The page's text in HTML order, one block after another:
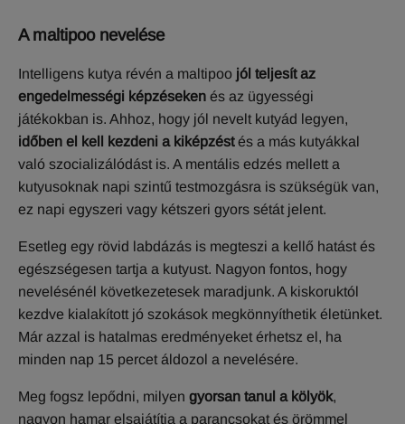
A maltipoo nevelése
Intelligens kutya révén a maltipoo jól teljesít az
engedelmességi képzéseken és az ügyességi
játékokban is. Ahhoz, hogy jól nevelt kutyád legyen,
időben el kell kezdeni a kiképzéstés a más kutyákkal
való szocializálódást is. A mentális edzés mellett a
kutyusoknak napi szintű testmozgásra is szükségük van,
ez napi egyszeri vagy kétszeri gyors sétát jelent.
Esetleg egy rövid labdázás is megteszi a kellő hatást és
egészségesen tartja a kutyust. Nagyon fontos, hogy
nevelésénél következetesek maradjunk. A kiskoruktól
kezdve kialakított jó szokások megkönnyíthetik életünket.
Már azzal is hatalmas eredményeket érhetsz el, ha
minden nap 15 percet áldozol a nevelésére.
Meg fogsz lepődni, milyen gyorsan tanul a kölyök,
nagyon hamar elsajátítja a parancsokat és örömmel